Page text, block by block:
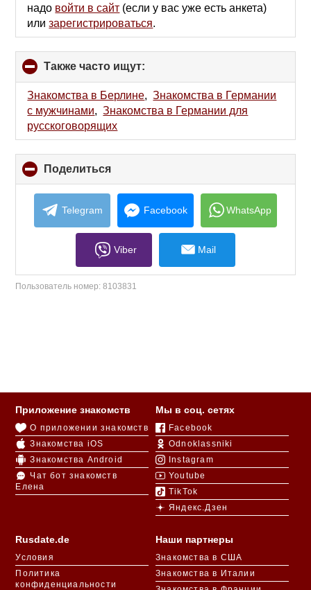
надо войти в сайт (если у вас уже есть анкета)
илизарегистрироваться.
Также часто ищут:
to
collapse
contents
Знакомства в Берлине,Знакомства в Германии
с мужчинами,Знакомства в Германии для
русскоговорящих
Поделиться
to
collapse
contents
Telegram Facebook WhatsApp
Viber Mail
Пользователь номер:8103831
Rusdate.de
Условия
Политика
конфиденциальности
Приложение знакомств
О приложении знакомств
Знакомства iOS
Знакомства Android
Чат бот знакомств
Елена
Мы в соц. сетях
Facebook
Odnoklassniki
Instagram
Youtube
TikTok
Яндекс.Дзен
Наши партнеры
Знакомства в США
Знакомства в Италии